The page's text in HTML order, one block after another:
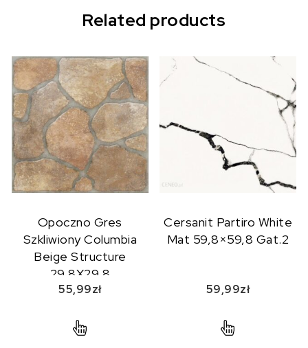
Related products
Opoczno Gres
Szkliwiony Columbia
Beige Structure
29,8X29,8
55,99zł
Cersanit Partiro White
Mat 59,8×59,8 Gat.2
59,99zł